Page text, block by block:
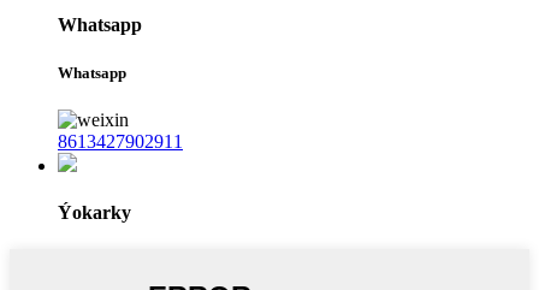
Whatsapp
Whatsapp
8613427902911
Ýokarky